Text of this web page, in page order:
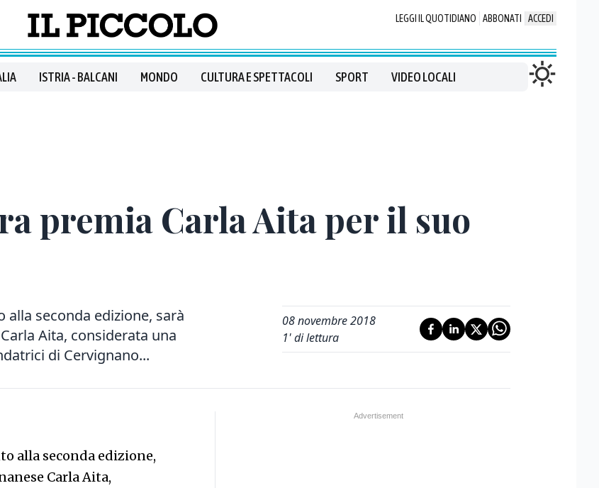
LEGGI IL QUOTIDIANO ABBONATI ACCEDI
ISTRIA - BALCANI MONDO CULTURA E SPETTACOLI SPORT VIDEO LOCALI
premia Carla Aita per il suo
seconda edizione, sarà
Aita, considerata una
di Cervignano...
08 novembre 2018
1' di lettura
alla seconda edizione,
Carla Aita,